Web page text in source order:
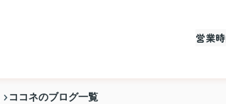
営業
ココネのブログ一覧